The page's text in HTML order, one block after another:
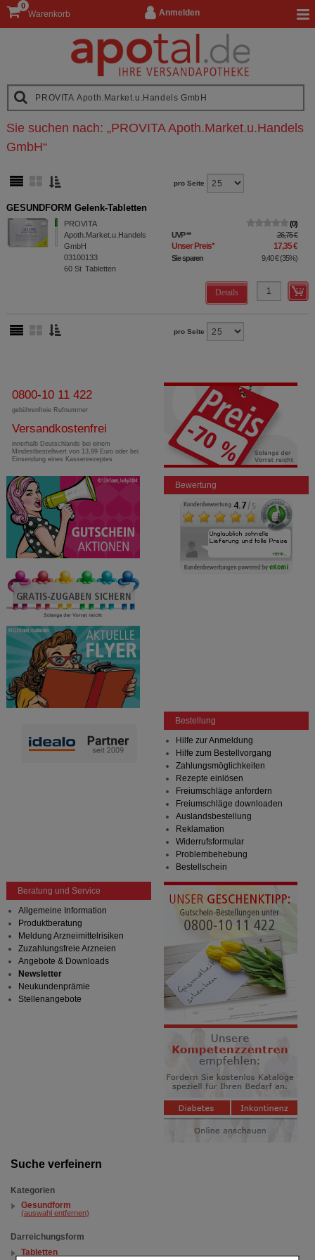
Anmelden
Warenkorb
0
Suche verfeinern
Kategorien
Gesundform
(auswahl entfernen)
Darreichungsform
Tabletten
Sie suchen nach: „PROVITA Apoth.Market.u.Handels
GmbH“
pro Seite
GESUNDFORM Gelenk-Tabletten
PROVITA
Apoth.Market.u.Handels
GmbH
03100133
60 St Tabletten
0
UVP** 26,75 €
Unser Preis* 17,35 €
Sie sparen 9,40 €(35%)
Details
pro Seite
0800-10 11 422
gebührenfreie Rufnummer
Versandkostenfrei
innerhalb Deutschlands bei einem
Mindestbestellwert von 13,99 Euro oder bei
Einsendung eines Kassenrezeptes
Bewertung
Bestellung
Hilfe zur Anmeldung
Hilfe zum Bestellvorgang
Zahlungsmöglichkeiten
Rezepte einlösen
Freiumschläge anfordern
Freiumschläge downloaden
Auslandsbestellung
Reklamation
Widerrufsformular
Problembehebung
Bestellschein
Beratung und Service
Allgemeine Information
Produktberatung
Meldung Arzneimittelrisiken
Zuzahlungsfreie Arzneien
Angebote & Downloads
Newsletter
Neukundenprämie
Stellenangebote